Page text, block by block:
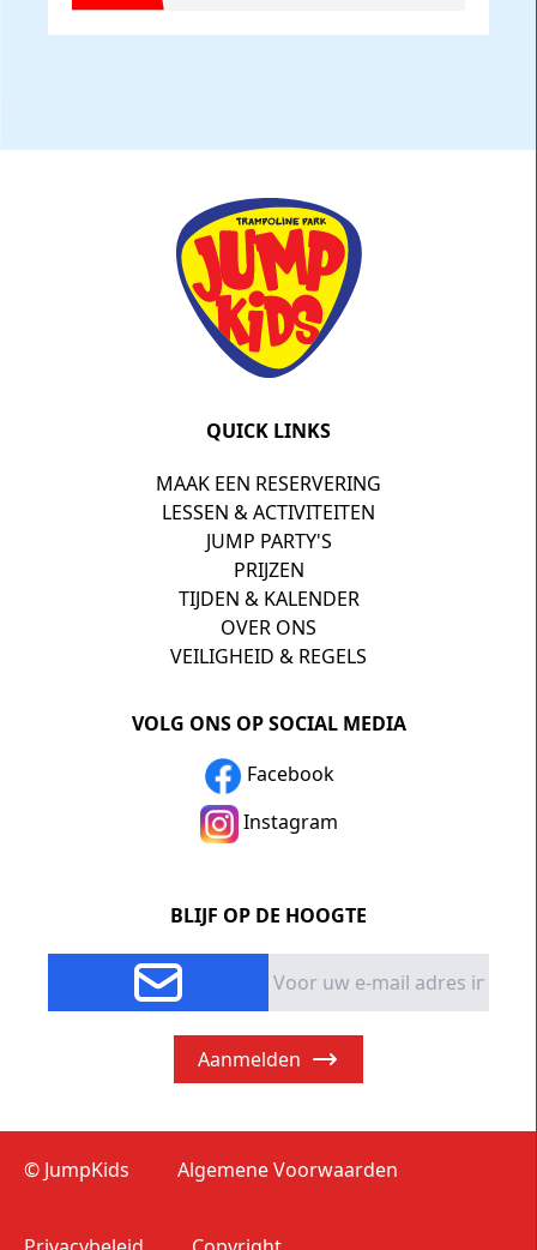
QUICK LINKS
MAAK EEN RESERVERING
LESSEN & ACTIVITEITEN
JUMP PARTY'S
PRIJZEN
TIJDEN & KALENDER
OVER ONS
VEILIGHEID & REGELS
VOLG ONS OP SOCIAL MEDIA
Facebook
Instagram
BLIJF OP DE HOOGTE
Aanmelden
© JumpKids Algemene Voorwaarden